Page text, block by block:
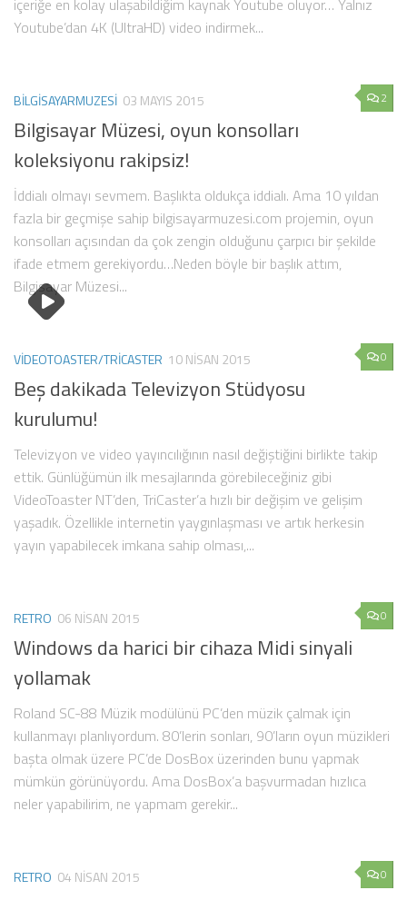
Youtube’dan 4K (UltraHD) video indirmek...
2
BILGISAYARMUZESI 03 MAYIS 2015
Bilgisayar Müzesi, oyun konsolları
koleksiyonu rakipsiz!
İddialı olmayı sevmem. Başlıkta oldukça iddialı. Ama 10 yıldan
fazla bir geçmişe sahip bilgisayarmuzesi.com projemin, oyun
konsolları açısından da çok zengin olduğunu çarpıcı bir şekilde
ifade etmem gerekiyordu…Neden böyle bir başlık attım,
Bilgisayar Müzesi...
0
VIDEOTOASTER/TRICASTER 10 NISAN 2015
Beş dakikada Televizyon Stüdyosu
kurulumu!
Televizyon ve video yayıncılığının nasıl değiştiğini birlikte takip
ettik. Günlüğümün ilk mesajlarında görebileceğiniz gibi
VideoToaster NT’den, TriCaster’a hızlı bir değişim ve gelişim
yaşadık. Özellikle internetin yaygınlaşması ve artık herkesin
yayın yapabilecek imkana sahip olması,...
0
RETRO 06 NISAN 2015
Windows da harici bir cihaza Midi sinyali
yollamak
Roland SC-88 Müzik modülünü PC’den müzik çalmak için
kullanmayı planlıyordum. 80’lerin sonları, 90’ların oyun müzikleri
başta olmak üzere PC’de DosBox üzerinden bunu yapmak
mümkün görünüyordu. Ama DosBox’a başvurmadan hızlıca
neler yapabilirim, ne yapmam gerekir...
0
RETRO 04 NISAN 2015